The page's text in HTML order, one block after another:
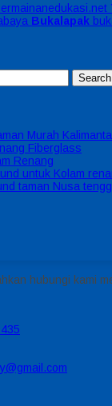
Bukalapak
Murah
Fiberglass
Renang
untuk Kolam
taman Nusa
hubungi kami